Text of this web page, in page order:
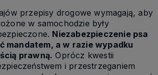
przepisy drogowe wymagają, aby
w samochodzie były
Niezabezpieczenie psa
mandatem, a w razie wypadku
prawną. Oprócz kwestii
i przestrzeganiem